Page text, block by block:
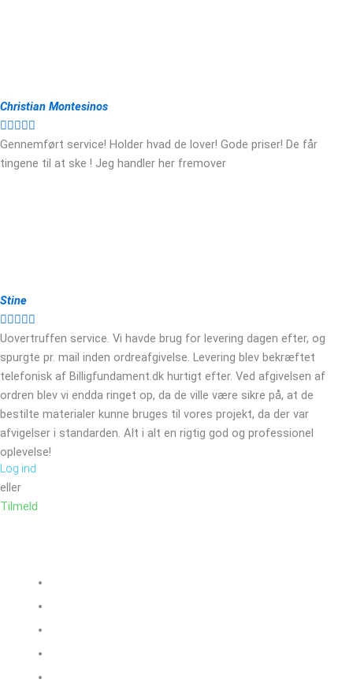
Christian Montesinos

Gennemført service! Holder hvad de lover! Gode priser! De får
tingene til at ske ! Jeg handler her fremover
Stine

Uovertruffen service. Vi havde brug for levering dagen efter, og
spurgte pr. mail inden ordreafgivelse. Levering blev bekræftet
telefonisk af Billigfundament.dk hurtigt efter. Ved afgivelsen af
ordren blev vi endda ringet op, da de ville være sikre på, at de
bestilte materialer kunne bruges til vores projekt, da der var
afvigelser i standarden. Alt i alt en rigtig god og professionel
oplevelse!
Log ind
eller
Tilmeld